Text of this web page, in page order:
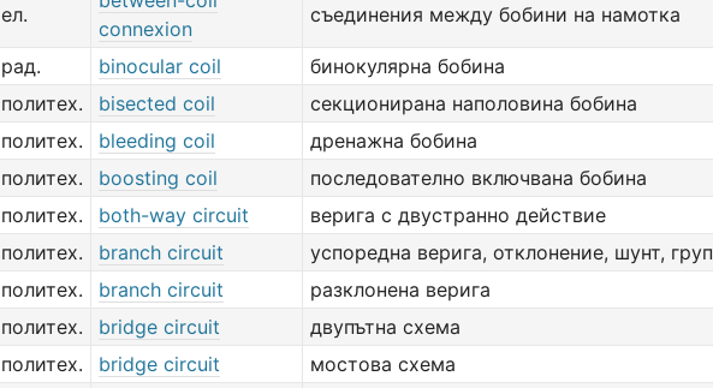
ел.
connexion
съединения между бобини на намотка
рад. binocular coil
бинокулярна бобина
политех.
bisected coil
секционирана наполовина бобина
политех.
bleeding coil
дренажна бобина
политех.
boosting coil
последователно включвана бобина
политех.
both-way circuit
верига с двустранно действие
политех.
branch circuit
успоредна верига, отклонение, шунт,
политех.
branch circuit
разклонена верига
политех.
bridge circuit
двупътна схема
политех.
bridge circuit
мостова схема